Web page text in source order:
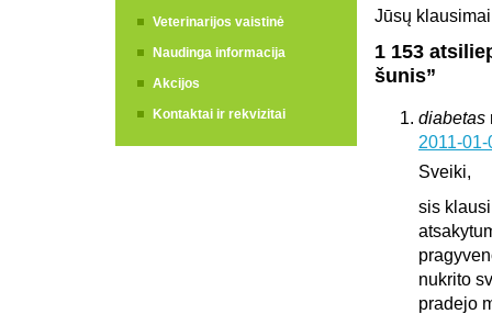
Veterinarijos vaistinė
Naudinga informacija
Akcijos
Kontaktai ir rekvizitai
Jūsų
1 153
šunis”
diabetas
2011-
Sveiki,
sis
nukrito
pradejo